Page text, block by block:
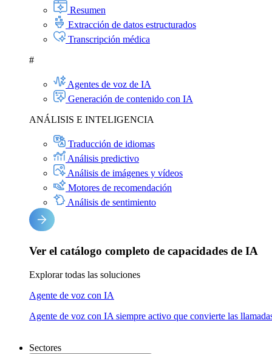
Resumen
Extracción de datos estructurados
Transcripción médica
#
Agentes de voz de IA
Generación de contenido con IA
ANÁLISIS E INTELIGENCIA
Traducción de idiomas
Análisis predictivo
Análisis de imágenes y vídeos
Motores de recomendación
Análisis de sentimiento
Ver el catálogo completo de capacidades de IA
Explorar todas las soluciones
Agente de voz con IA
Agente de voz con IA siempre activo que convierte las
Sectores